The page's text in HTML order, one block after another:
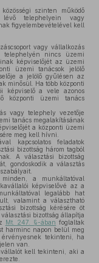
szinten működő
lévő telephelyein vagy
figyelembevételével kell
vagy vállalkozás
telephelyén nincs üzemi
képviselőjét az üzemi
üzemi tanácsok jelölő
a jelölő gyűlésen az
minősül. Ha több központi
képviselő a vele azonos
központi üzemi tanács
vagy telephely vezetője
tanács megalakításának
a központi üzemi
meg kell hívni.
kapcsolatos feladatok
bizottság három tagból
A választási bizottság
gondoskodik a választás
a munkáltatóval
képviselővé az a
legalább hat
valamint a választható
bizottság kérésére öt
bizottság állapítja
Mt. 247. §-ában foglaltak
harminc napon belül meg
tekinteni, ha
van.
kell tekinteni, aki a